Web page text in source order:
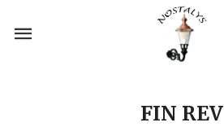
innholdet
FIN REV